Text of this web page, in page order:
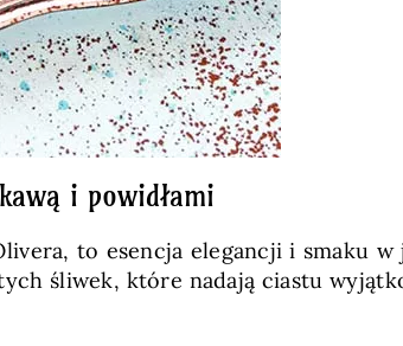
i powidłami
to esencja elegancji i smaku w
śliwek, które nadają ciastu